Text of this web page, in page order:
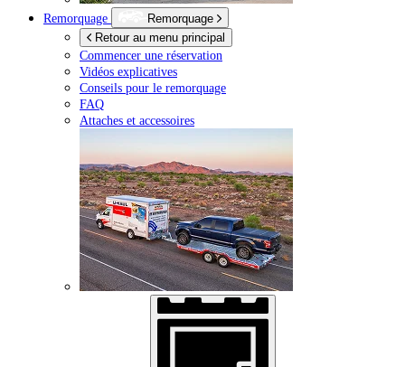
Remorquage
Remorquage
Retour au menu principal
Commencer une réservation
Vidéos explicatives
Conseils pour le remorquage
FAQ
Attaches et accessoires